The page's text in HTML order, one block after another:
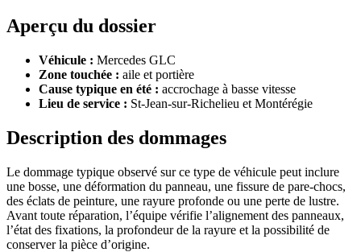
Aperçu du dossier
Véhicule : Mercedes GLC
Zone touchée : aile et portière
Cause typique en été : accrochage à basse vitesse
Lieu de service : St-Jean-sur-Richelieu et Montérégie
Description des dommages
Le dommage typique observé sur ce type de véhicule peut inclure
une bosse, une déformation du panneau, une fissure de pare-chocs,
des éclats de peinture, une rayure profonde ou une perte de lustre.
Avant toute réparation, l’équipe vérifie l’alignement des panneaux,
l’état des fixations, la profondeur de la rayure et la possibilité de
conserver la pièce d’origine.